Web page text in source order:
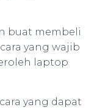
buat membeli
yang wajib
laptop
yang dapat